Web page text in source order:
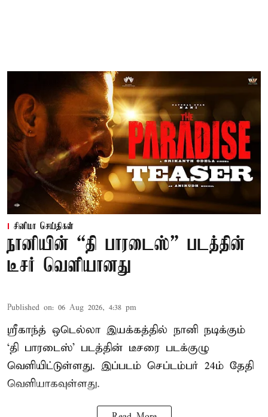
சினிமா செய்திகள்
நானியின் “தி பாரடைஸ்” படத்தின்
டீசர் வெளியானது
Published on: 06 Aug 2026, 4:38 pm
ஸ்ரீகாந்த் ஒடெல்லா இயக்கத்தில் நானி நடிக்கும்
‘தி பாரடைஸ்’ படத்தின் டீசரை படக்குழு
வெளியிட்டுள்ளது. இப்படம் செப்டம்பர் 24ம் தேதி
வெளியாகவுள்ளது.